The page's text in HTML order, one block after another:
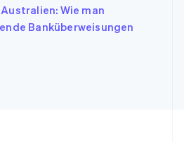
Wie man
Banküberweisungen